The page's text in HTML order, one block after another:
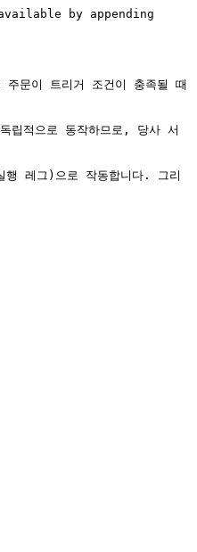
by appending
문이 트리거 조건이 충족될 때
립적으로 동작하므로, 당사 서
레그)으로 작동합니다. 그리